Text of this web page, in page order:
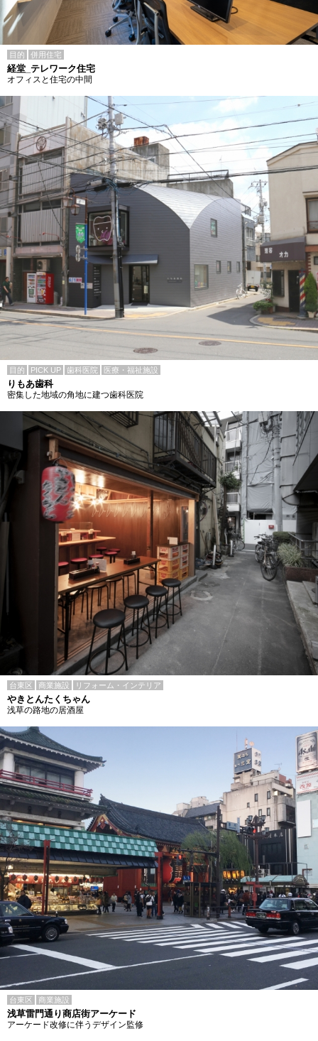
目的 併用住宅
経堂_テレワーク住宅
オフィスと住宅の中間
目的 PICK UP 歯科医院 医療・福祉施設
りもあ歯科
密集した地域の角地に建つ歯科医院
台東区 商業施設 リフォーム・インテリア
やきとんたくちゃん
浅草の路地の居酒屋
台東区 商業施設
浅草雷門通り商店街アーケード
アーケード改修に伴うデザイン監修